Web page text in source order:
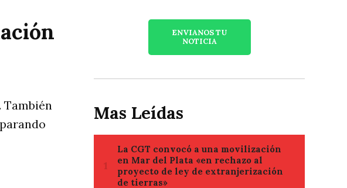
ENVIANOS TU
NOTICIA
Mas Leídas